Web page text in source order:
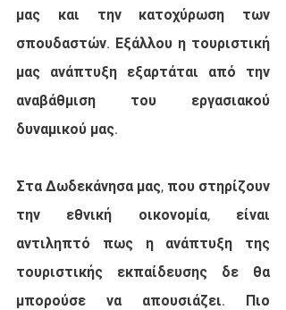
μας και την κατοχύρωση των
σπουδαστών. Εξάλλου η τουριστική
μας ανάπτυξη εξαρτάται από την
αναβάθμιση του εργασιακού
δυναμικού μας.
Στα Δωδεκάνησα μας, που στηρίζουν
την εθνική οικονομία, είναι
αντιληπτό πως η ανάπτυξη της
τουριστικής εκπαίδευσης δε θα
μπορούσε να απουσιάζει. Πιο